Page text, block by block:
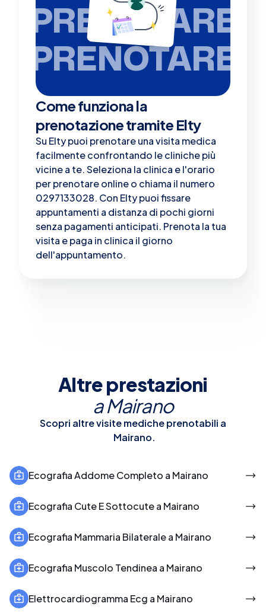
PRENOTARE
PRENOTARE
Come funziona la
prenotazione tramite Elty
Su Elty puoi prenotare una visita medica
facilmente confrontando le cliniche più
vicine a te. Seleziona la clinica e l'orario
per prenotare online o chiama il numero
0297133028. Con Elty puoi fissare
appuntamenti a distanza di pochi giorni
senza pagamenti anticipati. Prenota la tua
visita e paga in clinica il giorno
dell'appuntamento.
Altre prestazioni
aMairano
Scopri altre visite mediche prenotabili a
Mairano.
Ecografia Addome Completo a Mairano
Ecografia Cute E Sottocute a Mairano
Ecografia Mammaria Bilaterale a Mairano
Ecografia Muscolo Tendinea a Mairano
Elettrocardiogramma Ecg a Mairano